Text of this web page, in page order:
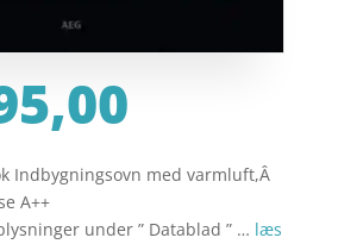
Indbygningsovn med varmluft,Â
A++
under ” Datablad ” … læs